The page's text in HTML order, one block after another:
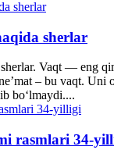
sherlar
Vaqt — eng
– bu vaqt. Uni
bo‘lmaydi....
rasmlari 34-